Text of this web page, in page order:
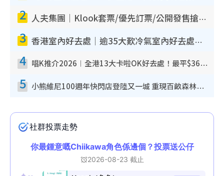
2 人夫集團｜Klook套票/優先訂票/公開發售搶飛攻略！附票價.購票連結.場地座位表
3 香港室內好去處｜逾35大歎冷氣室內好去處推介 室內活動免費避雨無懼落雨
4 唱K推介2026︱全港13大卡啦OK好去處！最平$36起 日文K都有！(附地址+收費詳情)
5 小熊維尼100週年快閃店登陸又一城 重現百畝森林經典場景／獨家限定盲盒登場／專屬DIY香水